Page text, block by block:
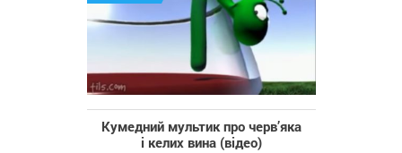
Кумедний мультик про черв’яка
і келих вина (відео)